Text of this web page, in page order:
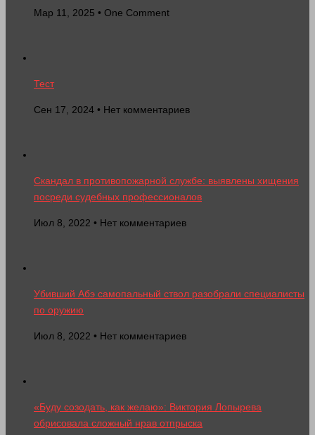
Мар 11, 2025 • One Comment
Тест
Сен 17, 2024 • Нет комментариев
Скандал в противопожарной службе: выявлены хищения
посреди судебных профессионалов
Июл 8, 2022 • Нет комментариев
Убивший Абэ самопальный ствол разобрали специалисты
по оружию
Июл 8, 2022 • Нет комментариев
«Буду созодать, как желаю»: Виктория Лопырева
обрисовала сложный нрав отпрыска